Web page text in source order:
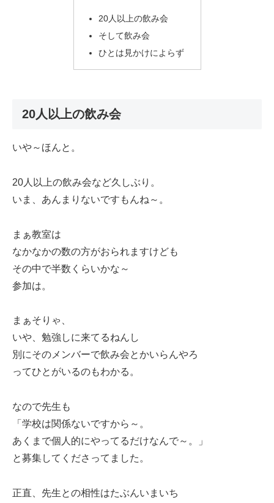
20人以上の飲み会
そして飲み会
ひとは見かけによらず
20人以上の飲み会
いや～ほんと。
20人以上の飲み会など久しぶり。
いま、あんまりないですもんね～。
まぁ教室は
なかなかの数の方がおられますけども
その中で半数くらいかな～
参加は。
まぁそりゃ、
いや、勉強しに来てるねんし
別にそのメンバーで飲み会とかいらんやろ
ってひとがいるのもわかる。
なので先生も
「学校は関係ないですから～。
あくまで個人的にやってるだけなんで～。」
と募集してくださってました。
正直、先生との相性はたぶんいまいち